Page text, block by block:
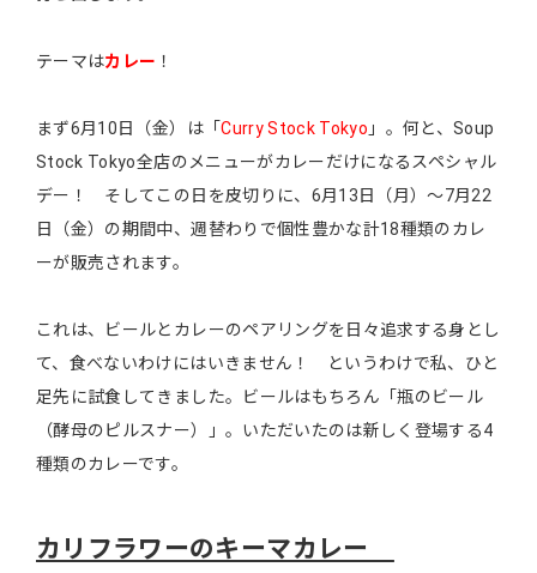
テーマはカレー ！
まず6月10日（金）は「Curry Stock Tokyo 」。何と、Soup
Stock Tokyo全店のメニューがカレーだけになるスペシャル
デー！ そしてこの日を皮切りに、6月13日（月）～7月22
日（金）の期間中、週替わりで個性豊かな計18種類のカレ
ーが販売されます。
これは、ビールとカレーのペアリングを日々追求する身とし
て、食べないわけにはいきません！ というわけで私、ひと
足先に試食してきました。ビールはもちろん「瓶のビール
（酵母のピルスナー）」。いただいたのは新しく登場する4
種類のカレーです。
カリフラワーのキーマカレー